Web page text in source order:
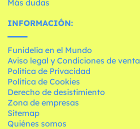
Más dudas
INFORMACIÓN:
Funidelia en el Mundo
Aviso legal y Condiciones de venta
Política de Privacidad
Política de Cookies
Derecho de desistimiento
Zona de empresas
Sitemap
Quiénes somos